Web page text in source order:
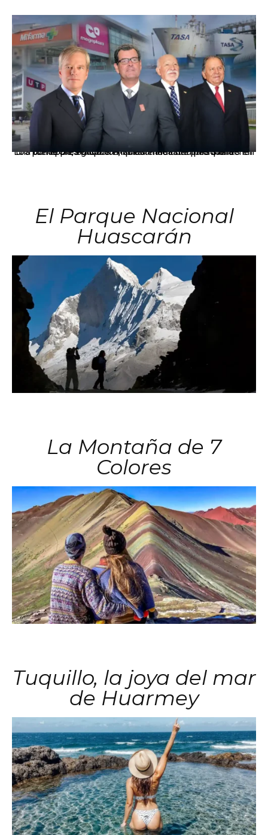
Los principales grupos empresariales del país mantienen una fuerte presencia en Áncash mediante inversiones en comercio, educación, salud e industria pesquera.
El Parque Nacional
Huascarán
La Montaña de 7
Colores
Tuquillo, la joya del mar
de Huarmey